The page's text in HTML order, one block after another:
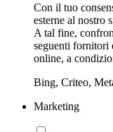
Con il tuo
esterne al nostro
A tal fine,
seguenti fornitori
online, a
Bing, Criteo,
Marketing